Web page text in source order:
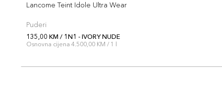
Lancome Teint Idole Ultra Wear
Puderi
135,00 KM / 1N1 - IVORY NUDE
Osnovna cijena 4.500,00 KM / 1 l